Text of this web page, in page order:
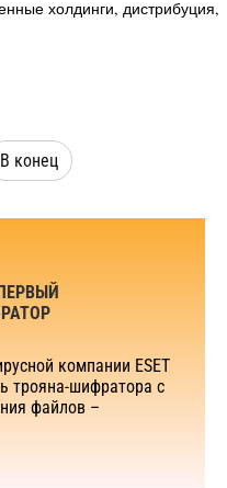
холдинги, дистрибуция,
В конец
компании ESET
трояна-шифратора с
файлов –